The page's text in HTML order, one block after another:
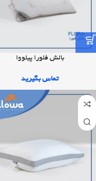
بالش فلورا پیلووا
تماس بگیرید